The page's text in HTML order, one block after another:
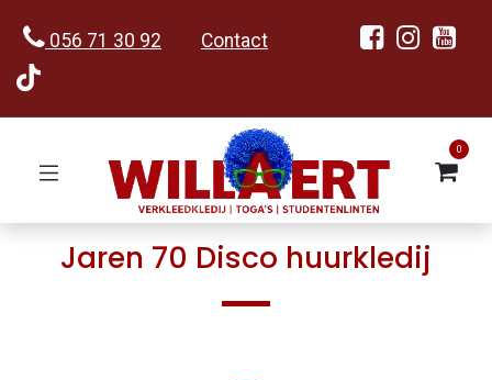
056 71 30 92 Contact
0
Jaren 70 Disco huurkledij